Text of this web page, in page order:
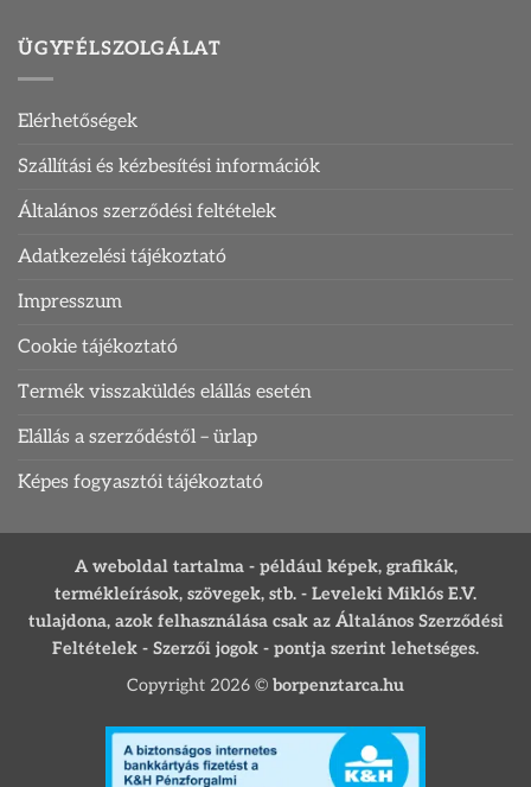
2.
ÜGYFÉLSZOLGÁLAT
Elérhetőségek
Szállítási és kézbesítési információk
Általános szerződési feltételek
Adatkezelési tájékoztató
Impresszum
Cookie tájékoztató
Termék visszaküldés elállás esetén
Elállás a szerződéstől – ürlap
Képes fogyasztói tájékoztató
A weboldal tartalma - például képek, grafikák,
termékleírások, szövegek, stb. - Leveleki Miklós E.V.
tulajdona, azok felhasználása csak az Általános Szerződési
Feltételek - Szerzői jogok - pontja szerint lehetséges.
Copyright 2026 © borpenztarca.hu